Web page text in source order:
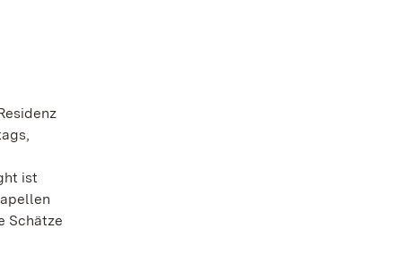
ist
Schätze